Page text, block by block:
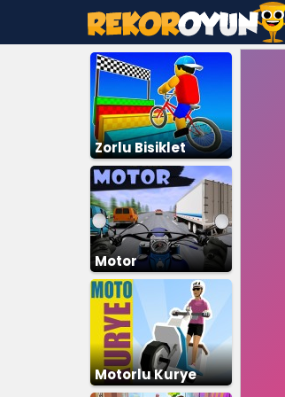
Zorlu Bisiklet
Parkuru
Motor
Motorlu Kurye